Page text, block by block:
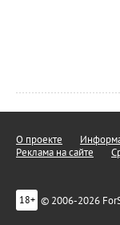
О проекте
Реклама на сайте
18+ © 2006-2026